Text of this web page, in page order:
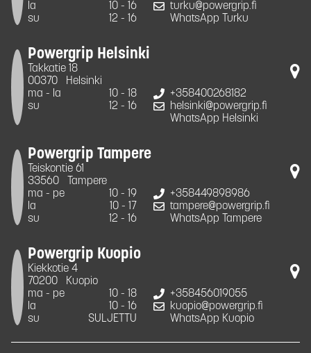
la
10 - 16
su
12 - 16
turku@powergrip.fi
WhatsApp Turku
Powergrip Helsinki
Takkatie 18
00370
Helsinki
ma - la
10 - 18
su
12 - 16
+358400268182
helsinki@powergrip.fi
WhatsApp Helsinki
Powergrip Tampere
Teiskontie 61
33560
Tampere
ma - pe
10 - 19
la
10 - 17
su
12 - 16
+358449898986
tampere@powergrip.fi
WhatsApp Tampere
Powergrip Kuopio
Kiekkotie 4
70200
Kuopio
ma - pe
10 - 18
la
10 - 16
su
SULJETTU
+358456019055
kuopio@powergrip.fi
WhatsApp Kuopio